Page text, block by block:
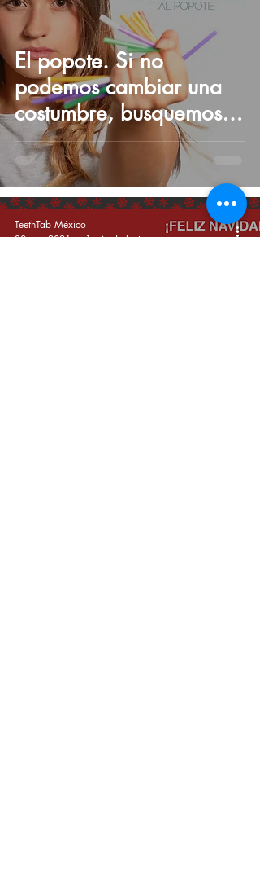
El popote. Si no
podemos cambiar una
costumbre, busquemos
alternativas que no sean
de plástico.
TeethTab México
30 nov 2021
1 min de lectura